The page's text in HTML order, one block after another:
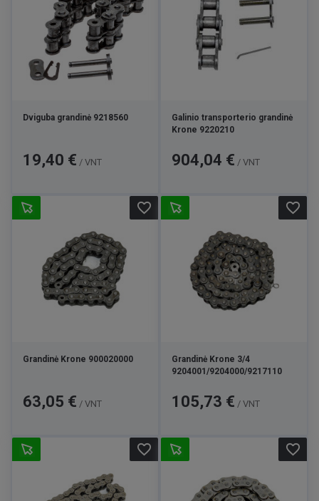
Dviguba grandinė 9218560
Kaina
19,40 € / VNT
Galinio transporterio grandinė
Krone 9220210
Kaina
904,04 € / VNT
Grandinė Krone 900020000
Kaina
63,05 € / VNT
favorite_border
Grandinė Krone 3/4
9204001/9204000/9217110
Kaina
105,73 € / VNT
favorite_border
favorite_border favorite_border